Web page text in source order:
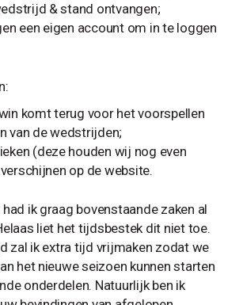
& stand ontvangen;
een eigen account om in te loggen
komt terug voor het voorspellen
van de wedstrijden;
(deze houden wij nog even
op de website.
ik graag bovenstaande zaken al
liet het tijdsbestek dit niet toe.
zal ik extra tijd vrijmaken zodat we
het nieuwe seizoen kunnen starten
onderdelen. Natuurlijk ben ik